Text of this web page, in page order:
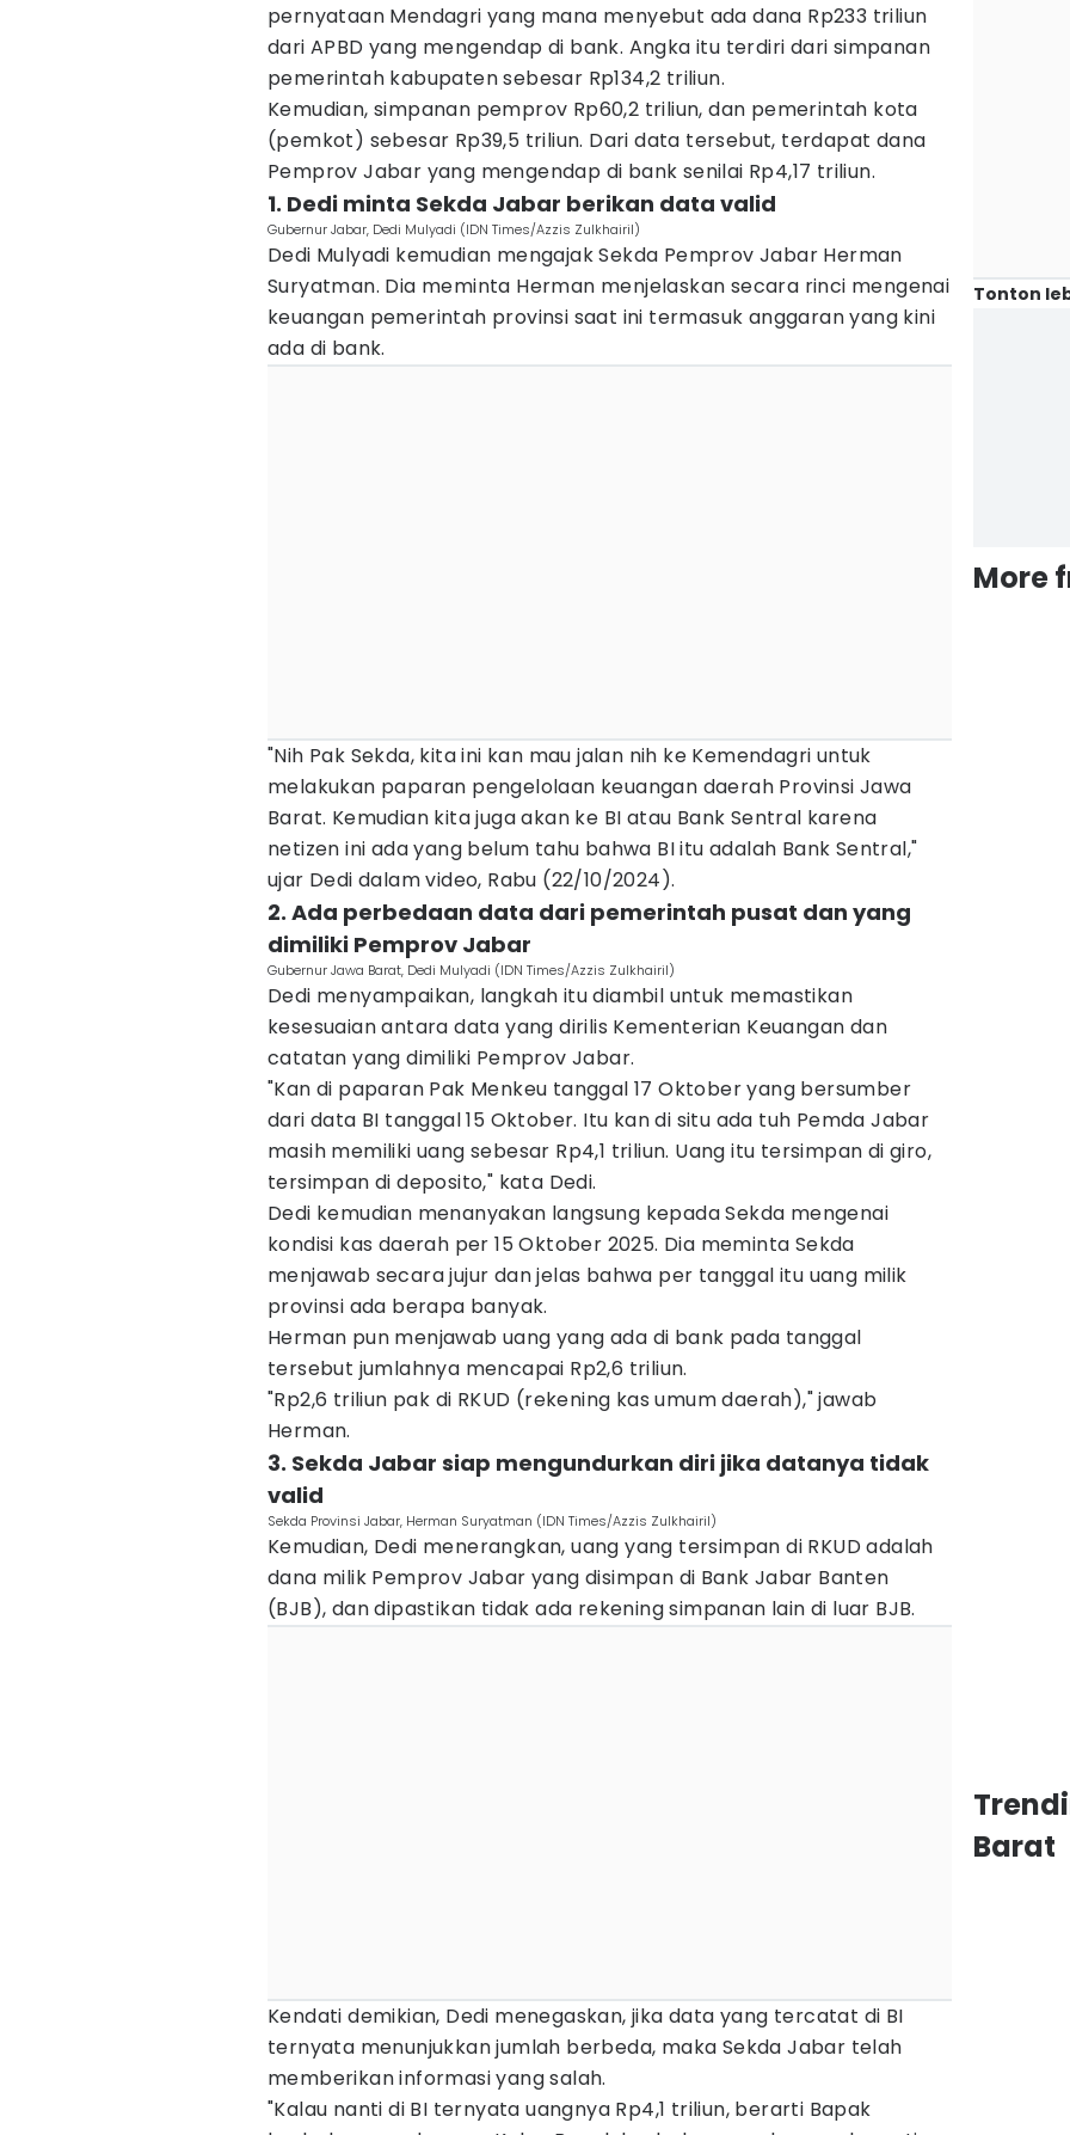
pernyataan Mendagri yang mana menyebut ada dana Rp233 triliun
dari APBD yang mengendap di bank. Angka itu terdiri dari simpanan
pemerintah kabupaten sebesar Rp134,2 triliun.
Kemudian, simpanan pemprov Rp60,2 triliun, dan pemerintah kota
(pemkot) sebesar Rp39,5 triliun. Dari data tersebut, terdapat dana
Pemprov Jabar yang mengendap di bank senilai Rp4,17 triliun.
1. Dedi minta Sekda Jabar berikan data valid
Gubernur Jabar, Dedi Mulyadi (IDN Times/Azzis Zulkhairil)
Dedi Mulyadi kemudian mengajak Sekda Pemprov Jabar Herman
Suryatman. Dia meminta Herman menjelaskan secara rinci mengenai
keuangan pemerintah provinsi saat ini termasuk anggaran yang kini
ada di bank.
"Nih Pak Sekda, kita ini kan mau jalan nih ke Kemendagri untuk
melakukan paparan pengelolaan keuangan daerah Provinsi Jawa
Barat. Kemudian kita juga akan ke BI atau Bank Sentral karena
netizen ini ada yang belum tahu bahwa BI itu adalah Bank Sentral,"
ujar Dedi dalam video, Rabu (22/10/2024).
2. Ada perbedaan data dari pemerintah pusat dan yang
dimiliki Pemprov Jabar
Gubernur Jawa Barat, Dedi Mulyadi (IDN Times/Azzis Zulkhairil)
Dedi menyampaikan, langkah itu diambil untuk memastikan
kesesuaian antara data yang dirilis Kementerian Keuangan dan
catatan yang dimiliki Pemprov Jabar.
"Kan di paparan Pak Menkeu tanggal 17 Oktober yang bersumber
dari data BI tanggal 15 Oktober. Itu kan di situ ada tuh Pemda Jabar
masih memiliki uang sebesar Rp4,1 triliun. Uang itu tersimpan di giro,
tersimpan di deposito," kata Dedi.
Dedi kemudian menanyakan langsung kepada Sekda mengenai
kondisi kas daerah per 15 Oktober 2025. Dia meminta Sekda
menjawab secara jujur dan jelas bahwa per tanggal itu uang milik
provinsi ada berapa banyak.
Herman pun menjawab uang yang ada di bank pada tanggal
tersebut jumlahnya mencapai Rp2,6 triliun.
"Rp2,6 triliun pak di RKUD (rekening kas umum daerah)," jawab
Herman.
3. Sekda Jabar siap mengundurkan diri jika datanya tidak
valid
Sekda Provinsi Jabar, Herman Suryatman (IDN Times/Azzis Zulkhairil)
Kemudian, Dedi menerangkan, uang yang tersimpan di RKUD adalah
dana milik Pemprov Jabar yang disimpan di Bank Jabar Banten
(BJB), dan dipastikan tidak ada rekening simpanan lain di luar BJB.
Kendati demikian, Dedi menegaskan, jika data yang tercatat di BI
ternyata menunjukkan jumlah berbeda, maka Sekda Jabar telah
memberikan informasi yang salah.
"Kalau nanti di BI ternyata uangnya Rp4,1 triliun, berarti Bapak
Tonton
More
Barat